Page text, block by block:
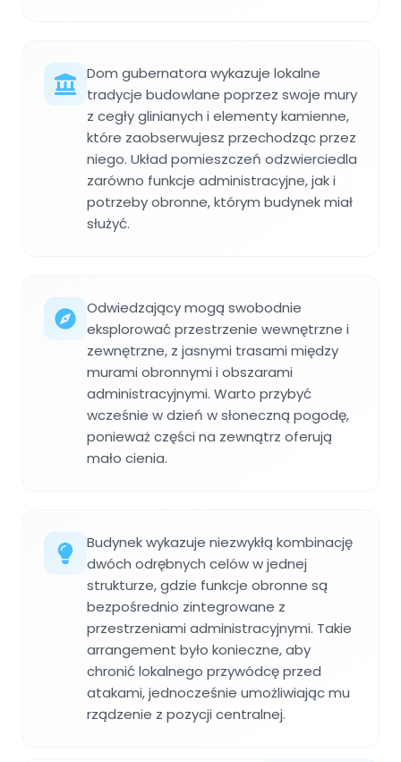
Dom gubernatora wykazuje lokalne
tradycje budowlane poprzez swoje mury
z cegły glinianych i elementy kamienne,
które zaobserwujesz przechodząc przez
niego. Układ pomieszczeń odzwierciedla
zarówno funkcje administracyjne, jak i
potrzeby obronne, którym budynek miał
służyć.
Odwiedzający mogą swobodnie
eksplorować przestrzenie wewnętrzne i
zewnętrzne, z jasnymi trasami między
murami obronnymi i obszarami
administracyjnymi. Warto przybyć
wcześnie w dzień w słoneczną pogodę,
ponieważ części na zewnątrz oferują
mało cienia.
Budynek wykazuje niezwykłą kombinację
dwóch odrębnych celów w jednej
strukturze, gdzie funkcje obronne są
bezpośrednio zintegrowane z
przestrzeniami administracyjnymi. Takie
arrangement było konieczne, aby
chronić lokalnego przywódcę przed
atakami, jednocześnie umożliwiając mu
rządzenie z pozycji centralnej.